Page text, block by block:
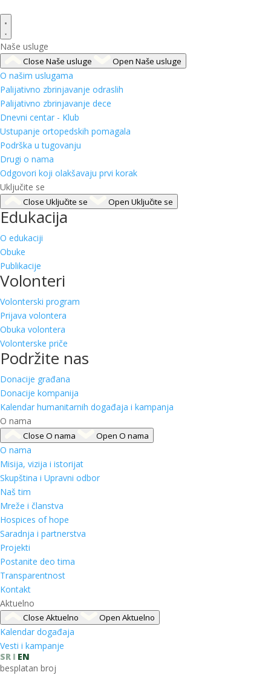
Naše usluge
Close Naše usluge Open Naše usluge
O našim uslugama
Palijativno zbrinjavanje odraslih
Palijativno zbrinjavanje dece
Dnevni centar - Klub
Ustupanje ortopedskih pomagala
Podrška u tugovanju
Drugi o nama
Odgovori koji olakšavaju prvi korak
Uključite se
Close Uključite se Open Uključite se
Edukacija
O edukaciji
Obuke
Publikacije
Volonteri
Volonterski program
Prijava volontera
Obuka volontera
Volonterske priče
Podržite nas
Donacije građana
Donacije kompanija
Kalendar humanitarnih događaja i kampanja
O nama
Close O nama Open O nama
O nama
Misija, vizija i istorijat
Skupština i Upravni odbor
Naš tim
Mreže i članstva
Hospices of hope
Saradnja i partnerstva
Projekti
Postanite deo tima
Transparentnost
Kontakt
Aktuelno
Close Aktuelno Open Aktuelno
Kalendar događaja
Vesti i kampanje
SR
EN
besplatan broj